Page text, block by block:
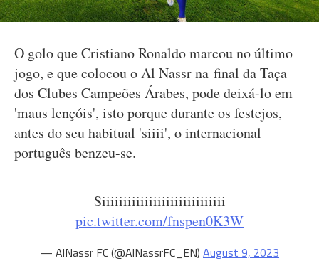
O golo que Cristiano Ronaldo marcou no último
jogo, e que colocou o Al Nassr na final da Taça
dos Clubes Campeões Árabes, pode deixá-lo em
'maus lençóis', isto porque durante os festejos,
antes do seu habitual 'siiii', o internacional
português benzeu-se.
Siiiiiiiiiiiiiiiiiiiiiiiiiiiii
pic.twitter.com/fnspen0K3W
— AlNassr FC (@AlNassrFC_EN) August 9, 2023